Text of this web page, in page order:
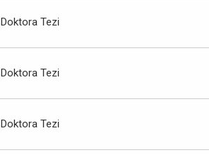
Doktora Tezi
Doktora Tezi
Doktora Tezi